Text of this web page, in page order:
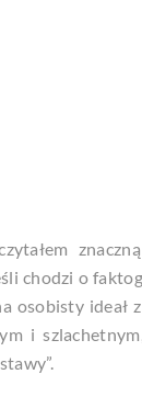
chodzi o
osobisty ideał
i